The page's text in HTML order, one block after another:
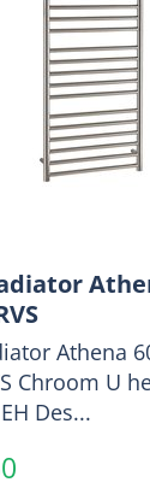
Athena
Chroom U
Des...